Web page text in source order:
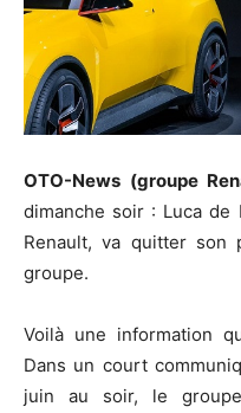
OTO-News (groupe
dimanche soir : Luca de
Renault, va quitter son
groupe.
Voilà une information
Dans un court
juin au soir, le